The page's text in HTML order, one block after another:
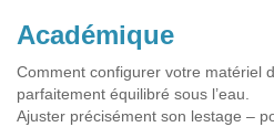
Académique
Comment configurer votre matériel
parfaitement équilibré sous l’eau.
Ajuster précisément son lestage –